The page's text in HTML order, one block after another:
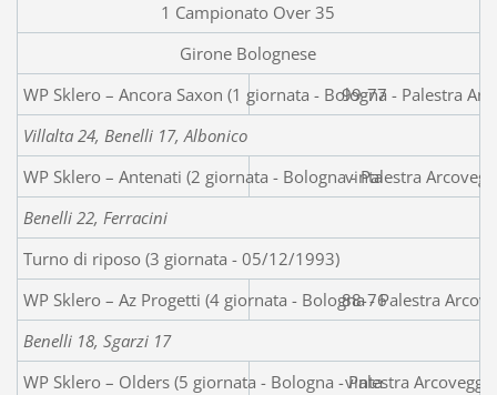
1 Campionato Over 35
Girone Bolognese
WP Sklero – Ancora Saxon (1 giornata -
99-77
Villalta 24, Benelli 17, Albonico
WP Sklero – Antenati (2 giornata - Bologna - Palestra
vinta
Benelli 22, Ferracini
Turno di riposo (3 giornata - 05/12/1993)
WP Sklero – Az Progetti (4 giornata - Bologna - Palestra
88-76
Benelli 18, Sgarzi 17
WP Sklero – Olders (5 giornata - Bologna - Palestra
vinta